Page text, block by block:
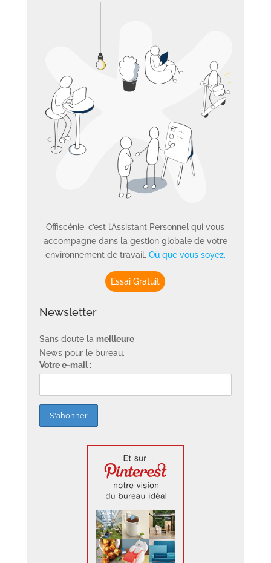
Offiscénie, c’est l’Assistant Personnel qui vous
accompagne dans la gestion globale de votre
environnement de travail. Où que vous soyez.
Essai Gratuit
Newsletter
Sans doute la meilleure
News pour le bureau.
Votre e-mail :